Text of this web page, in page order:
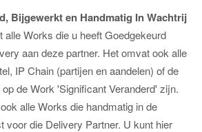
Bijgewerkt en Handmatig In Wachtrij
alle Works die u heeft Goedgekeurd
aan deze partner. Het omvat ook alle
IP Chain (partijen en aandelen) of de
de Work 'Significant Veranderd' zijn.
alle Works die handmatig in de
voor die Delivery Partner. U kunt hier